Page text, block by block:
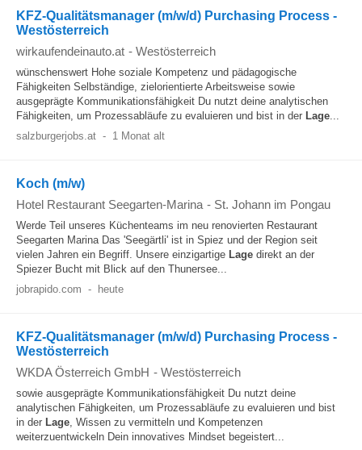
KFZ-Qualitätsmanager (m/w/d) Purchasing Process -
Westösterreich
wirkaufendeinauto.at - Westösterreich
wünschenswert Hohe soziale Kompetenz und pädagogische
Fähigkeiten Selbständige, zielorientierte Arbeitsweise sowie
ausgeprägte Kommunikationsfähigkeit Du nutzt deine analytischen
Fähigkeiten, um Prozessabläufe zu evaluieren und bist in der Lage...
salzburgerjobs.at - 1 Monat alt
Koch (m/w)
Hotel Restaurant Seegarten-Marina - St. Johann im Pongau
Werde Teil unseres Küchenteams im neu renovierten Restaurant
Seegarten Marina Das 'Seegärtli' ist in Spiez und der Region seit
vielen Jahren ein Begriff. Unsere einzigartige Lage direkt an der
Spiezer Bucht mit Blick auf den Thunersee...
jobrapido.com - heute
KFZ-Qualitätsmanager (m/w/d) Purchasing Process -
Westösterreich
WKDA Österreich GmbH - Westösterreich
sowie ausgeprägte Kommunikationsfähigkeit Du nutzt deine
analytischen Fähigkeiten, um Prozessabläufe zu evaluieren und bist
in der Lage, Wissen zu vermitteln und Kompetenzen
weiterzuentwickeln Dein innovatives Mindset begeistert...